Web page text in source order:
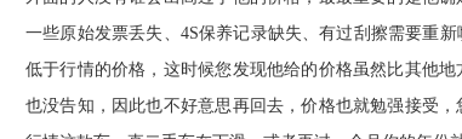
一些原始发票丢失、4S保养记录缺失、有过刮擦需要重
低于行情的价格，这时候您发现他给的价格虽然比其他
也没告知，因此也不好意思再回去，价格也就勉强接受